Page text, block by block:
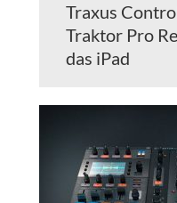
Traxus
Traktor Pro
das iPad